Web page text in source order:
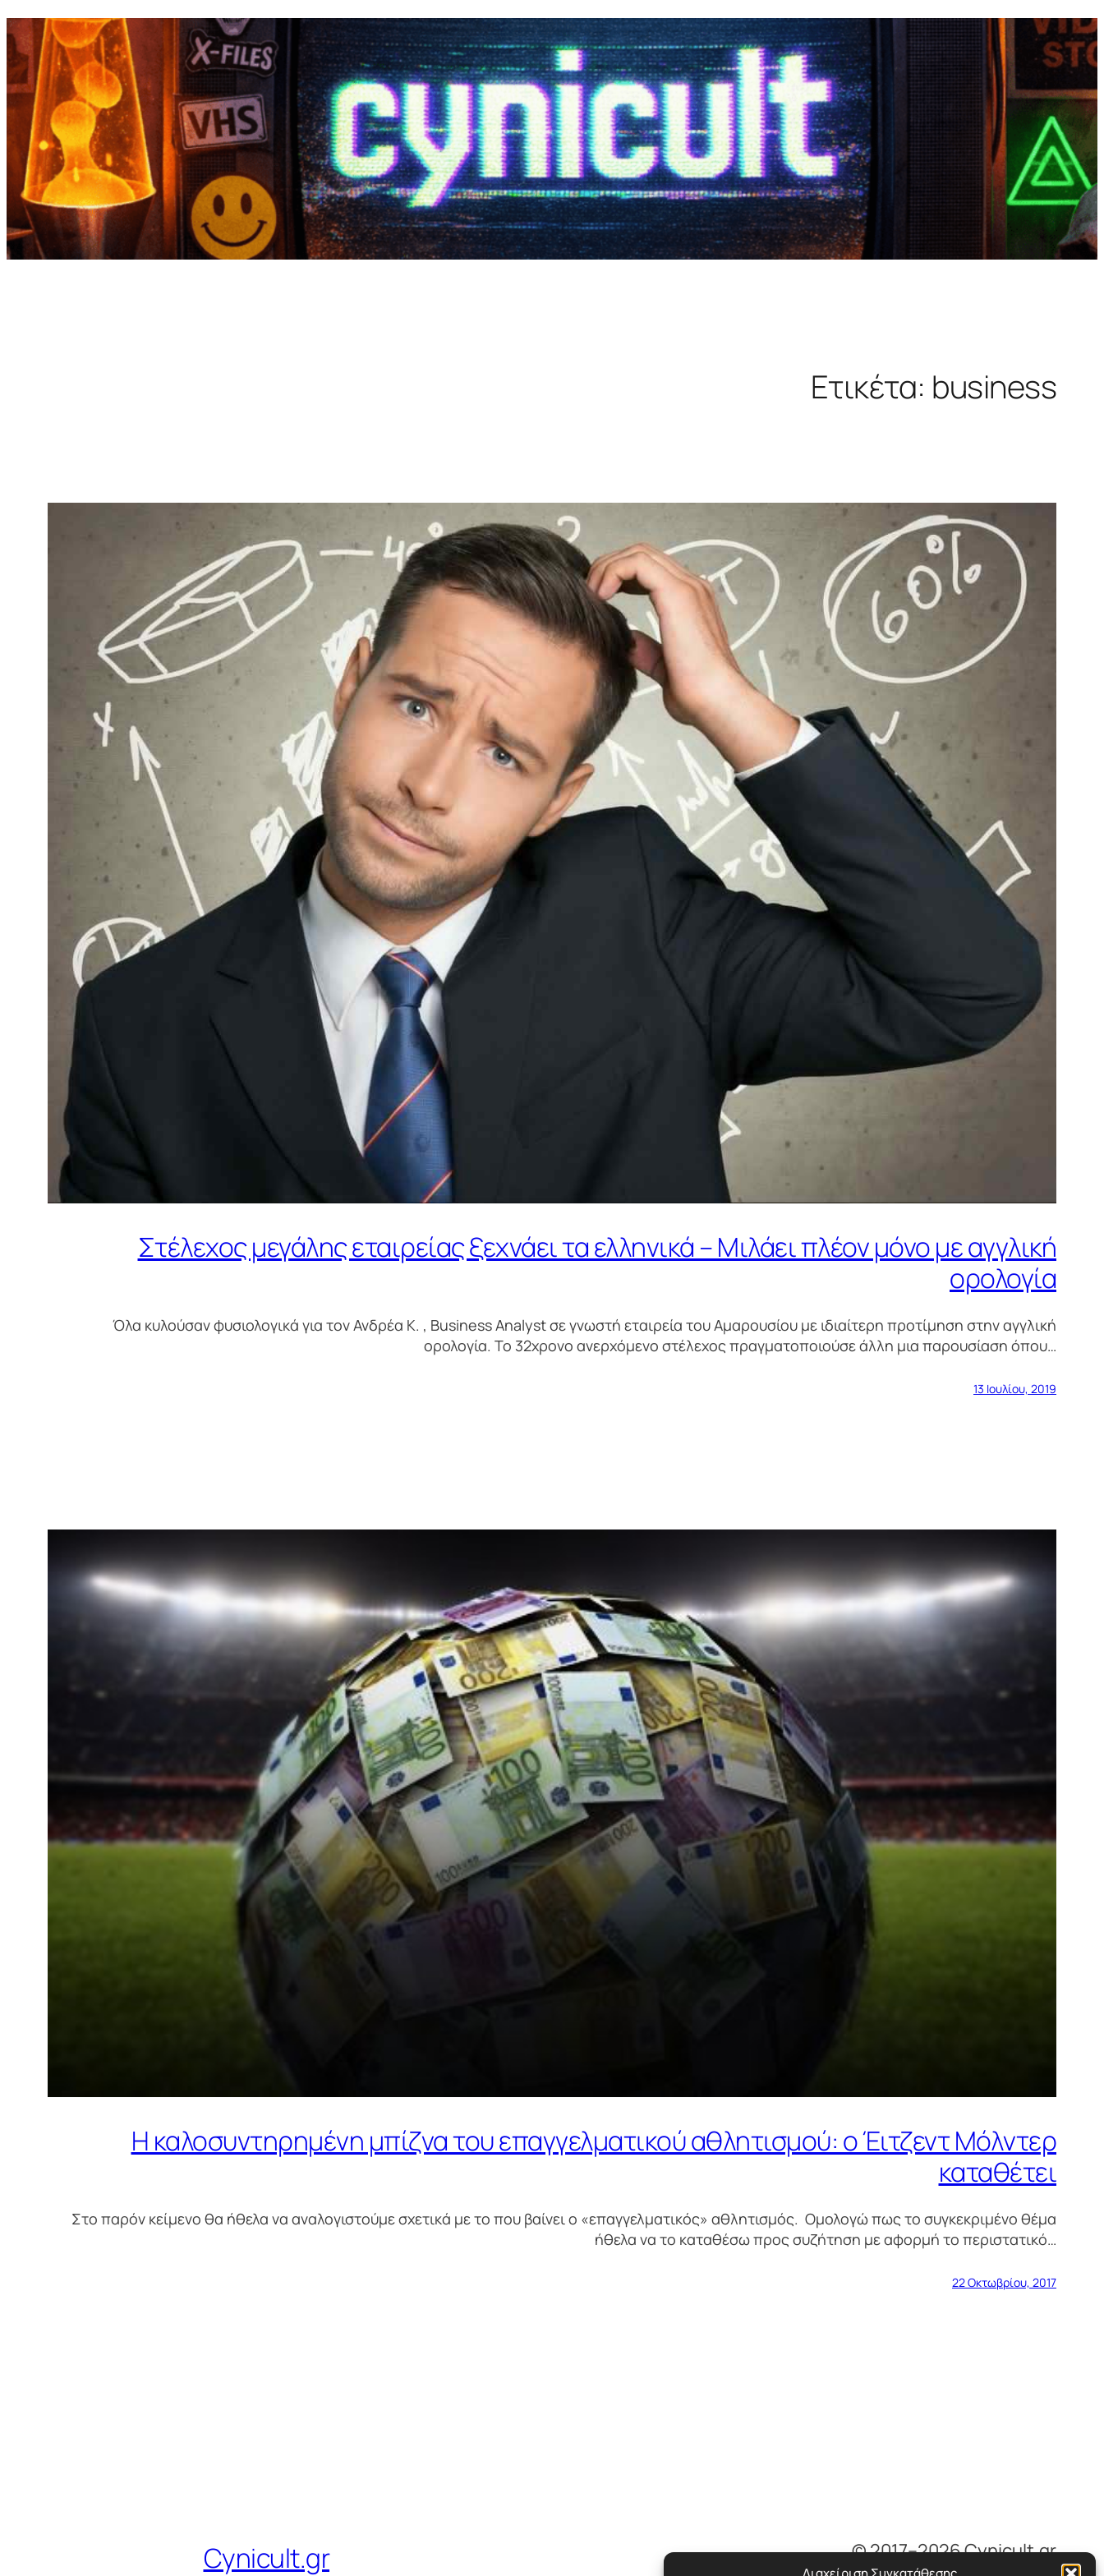
Ετικέτα: business
Στέλεχος μεγάλης εταιρείας ξεχνάει τα ελληνικά – Μιλάει πλέον μόνο με αγγλική
ορολογία
Όλα κυλούσαν φυσιολογικά για τον Ανδρέα Κ. , Business Analyst σε γνωστή εταιρεία του Αμαρουσίου με ιδιαίτερη προτίμηση στην αγγλική
ορολογία. Το 32χρονο ανερχόμενο στέλεχος πραγματοποιούσε άλλη μια παρουσίαση όπου…
13 Ιουλίου, 2019
Η καλοσυντηρημένη μπίζνα του επαγγελματικού αθλητισμού: ο Έιτζεντ Μόλντερ
καταθέτει
Στο παρόν κείμενο θα ήθελα να αναλογιστούμε σχετικά με το που βαίνει ο «επαγγελματικός» αθλητισμός. Ομολογώ πως το συγκεκριμένο θέμα
ήθελα να το καταθέσω προς συζήτηση με αφορμή το περιστατικό…
22 Οκτωβρίου, 2017
Cynicult.gr © 2017–2026 Cynicult.gr